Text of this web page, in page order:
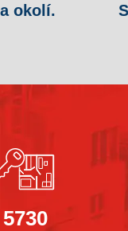
okolí.
5730